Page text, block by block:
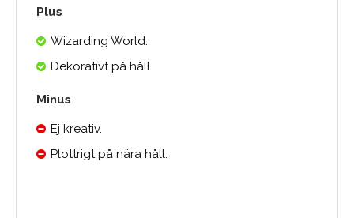
Plus
Wizarding World.
Dekorativt på håll.
Minus
Ej kreativ.
Plottrigt på nära håll.